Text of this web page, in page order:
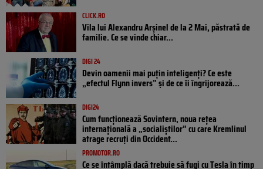
CLICK.RO
Vila lui Alexandru Arșinel de la 2 Mai, păstrată de
familie. Ce se vinde chiar...
DIGI 24
Devin oamenii mai puțin inteligenți? Ce este
„efectul Flynn invers” și de ce îi îngrijorează...
DIGI24
Cum funcționează Sovintern, noua rețea
internațională a „socialiștilor” cu care Kremlinul
atrage recruți din Occident...
PROMOTOR.RO
Ce se întâmplă dacă trebuie să fugi cu Tesla în timp